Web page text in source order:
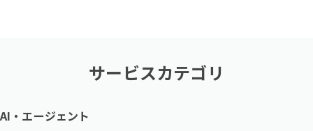
サービスカテゴリ
AI・エージェント